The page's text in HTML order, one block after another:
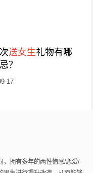
送女生礼物有哪
？
17
，拥有多年的两性情感/恋爱/